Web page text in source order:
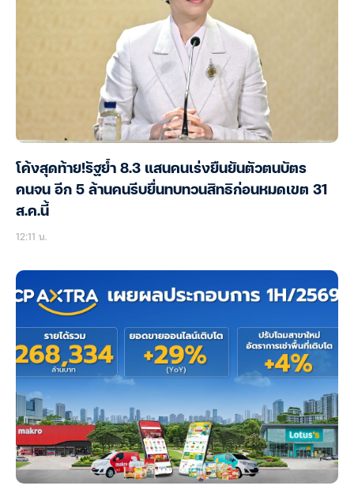
โค้งสุดท้าย!รัฐย้ำ 8.3 แสนคนเร่งยืนยันตัวตนบัตร
คนจน อีก 5 ล้านคนรีบยื่นทบทวนสิทธิก่อนหมดเขต 31
ส.ค.นี้
12:11 น.